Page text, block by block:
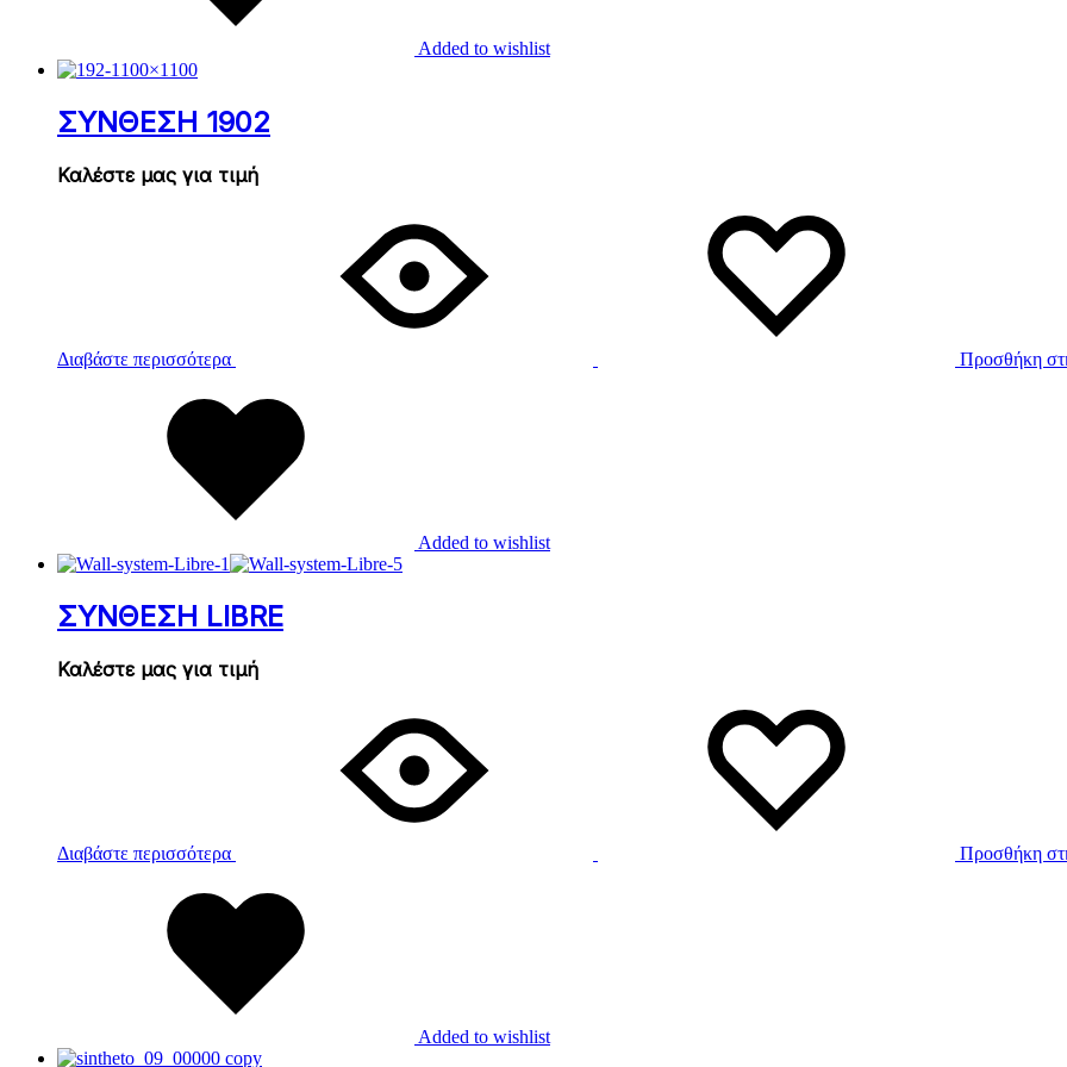
Added to wishlist
ΣΥΝΘΕΣΗ 1902
Καλέστε μας για τιμή
Διαβάστε περισσότερα Προσθήκη
Added to wishlist
ΣΥΝΘΕΣΗ LIBRE
Καλέστε μας για τιμή
Διαβάστε περισσότερα Προσθήκη
Added to wishlist